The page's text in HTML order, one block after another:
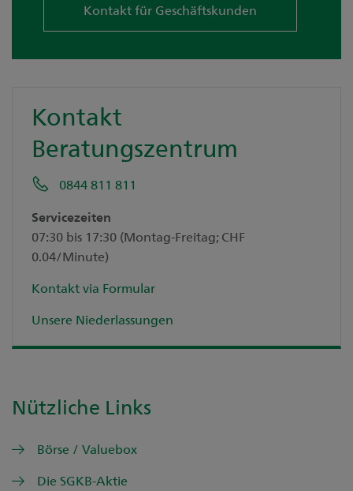
Kontakt für Geschäftskunden
Kontakt
Beratungszentrum
0844 811 811
Servicezeiten
07:30 bis 17:30 (Montag-Freitag; CHF
0.04/Minute)
Kontakt via Formular
Unsere Niederlassungen
Nützliche Links
Börse / Valuebox
Die SGKB-Aktie